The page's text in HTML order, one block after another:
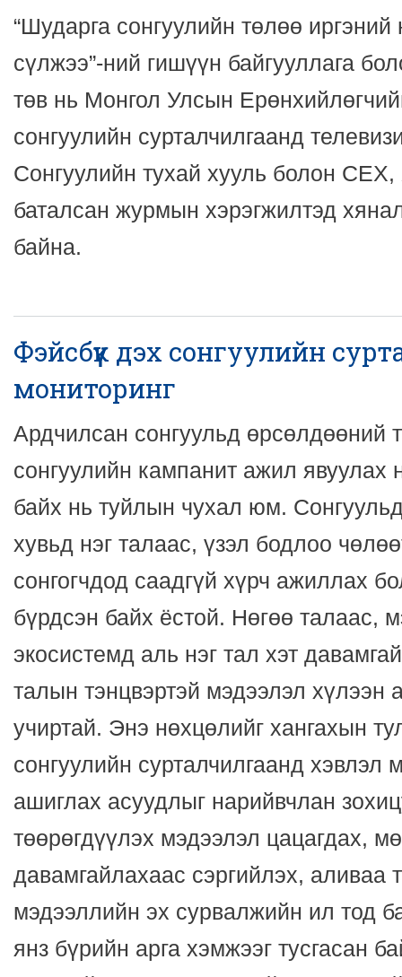
“Шударга сонгуулийн төлөө
сүлжээ”-ний гишүүн байгууллага
төв нь Монгол Улсын
сонгуулийн сурталчилгаанд
Сонгуулийн тухай хууль болон
баталсан журмын хэрэгжилтэд
байна.
Фэйсбүүк дэх сонгуулийн
мониторинг
Ардчилсан сонгуульд өрсөлдөөний
сонгуулийн кампанит ажил явуулах
байх нь туйлын чухал юм.
хувьд нэг талаас, үзэл бодлоо
сонгогчдод саадгүй хүрч ажиллах
бүрдсэн байх ёстой. Нөгөө талаас,
экосистемд аль нэг тал хэт
талын тэнцвэртэй мэдээлэл хүлээн
учиртай. Энэ нөхцөлийг хангахын
сонгуулийн сурталчилгаанд хэвлэл
ашиглах асуудлыг нарийвчлан
төөрөгдүүлэх мэдээлэл цацагдах,
давамгайлахаас сэргийлэх, аливаа
мэдээллийн эх сурвалжийн ил тод
янз бүрийн арга хэмжээг тусгасан